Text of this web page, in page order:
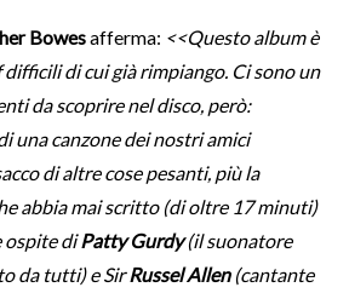
Bowesafferma: <<Questo album è
di cui già rimpiango. Ci sono un
da scoprire nel disco, però:
una canzone dei nostri amici
di altre cose pesanti, più la
abbia mai scritto (di oltre 17 minuti)
ospite diPatty Gurdy(il suonatore
da tutti) e SirRussel Allen(cantante